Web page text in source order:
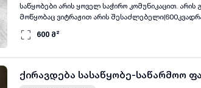
საწყობები არის ყოველ საჭირო კომუნიკაცით.
მოწყობაც ვიტრაჟით არის
600 მ²
ქირავდება სასაწყობე-საწარმოო